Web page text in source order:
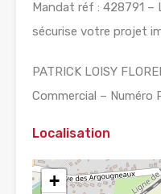
Mandat réf : 428791
sécurise votre projet
PATRICK LOISY
Commercial – Numéro
Localisation
+